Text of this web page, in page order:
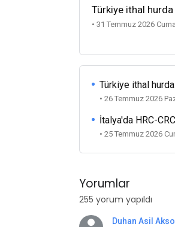
Türkiye ithal
• 31 Temmuz 2026 Cuma
Türkiye ithal
• 26 Temmuz 2026
İtalya'da HRC-
• 25 Temmuz 2026
Yorumlar
255 yorum yapıldı
Duhan Asil